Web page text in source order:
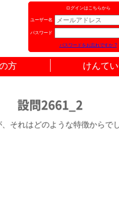
ログインはこちらから
ユーザー名
パスワード
パスワードをお忘れですか ?
方 けんて
設問2661_2
それはどのような特徴からで